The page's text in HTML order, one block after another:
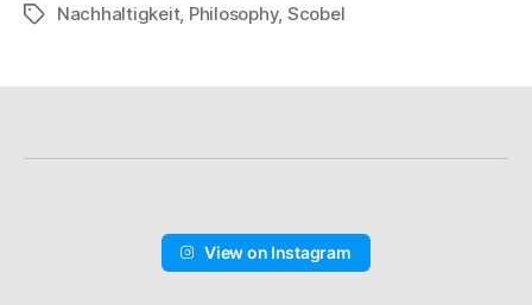
Schlagwörter
Nachhaltigkeit, Philosophy, Scobel
View on Instagram